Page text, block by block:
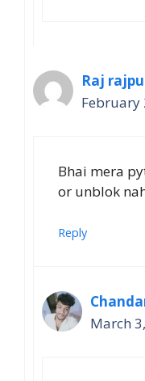
Raj
February
Bhai mera
or unblok
Reply
March